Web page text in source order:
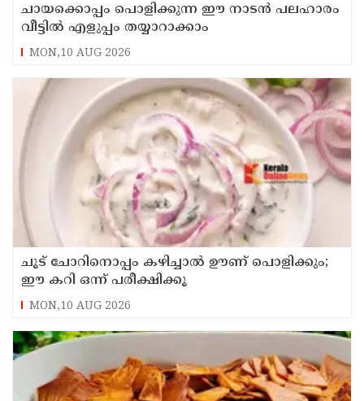
ചായക്കൊപ്പം പൊളിക്കുന്ന ഈ നാടൻ പലഹാരം
വീട്ടിൽ എളുപ്പം തയ്യാറാക്കാം
MON,10 AUG 2026
ചൂട് ചോറിനൊപ്പം കഴിച്ചാൽ ഊണ് പൊളിക്കും;
ഈ കറി ഒന്ന് പരീക്ഷിക്കൂ
MON,10 AUG 2026